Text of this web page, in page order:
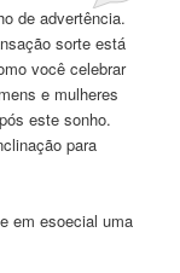
de advertência.
sorte está
você celebrar
e mulheres
este sonho.
para
e em esoecial uma